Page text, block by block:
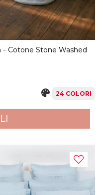
- Cotone Stone Washed
24 COLORI